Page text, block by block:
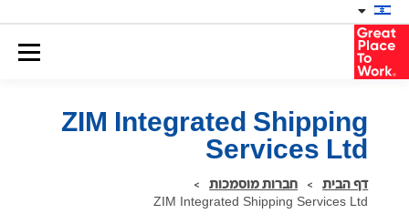
ZIM Integrated Shipping
Services Ltd
ZIM Integrated Shipping Services Ltd
חברות מוסמכות > דף הבית >